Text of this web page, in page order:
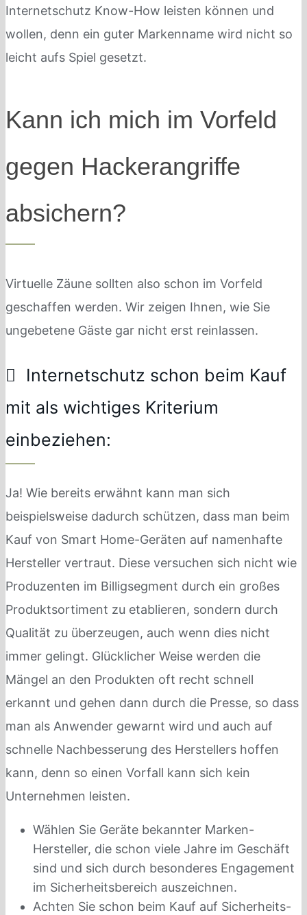
Internetschutz Know-How leisten können und
wollen, denn ein guter Markenname wird nicht so
leicht aufs Spiel gesetzt.
Kann ich mich im Vorfeld
gegen Hackerangriffe
absichern?
Virtuelle Zäune sollten also schon im Vorfeld
geschaffen werden. Wir zeigen Ihnen, wie Sie
ungebetene Gäste gar nicht erst reinlassen.
Internetschutz schon beim Kauf
mit als wichtiges Kriterium
einbeziehen:
Ja! Wie bereits erwähnt kann man sich
beispielsweise dadurch schützen, dass man beim
Kauf von Smart Home-Geräten auf namenhafte
Hersteller vertraut. Diese versuchen sich nicht wie
Produzenten im Billigsegment durch ein großes
Produktsortiment zu etablieren, sondern durch
Qualität zu überzeugen, auch wenn dies nicht
immer gelingt. Glücklicher Weise werden die
Mängel an den Produkten oft recht schnell
erkannt und gehen dann durch die Presse, so dass
man als Anwender gewarnt wird und auch auf
schnelle Nachbesserung des Herstellers hoffen
kann, denn so einen Vorfall kann sich kein
Unternehmen leisten.
Wählen Sie Geräte bekannter Marken-
Hersteller, die schon viele Jahre im Geschäft
sind und sich durch besonderes Engagement
im Sicherheitsbereich auszeichnen.
Achten Sie schon beim Kauf auf Sicherheits-